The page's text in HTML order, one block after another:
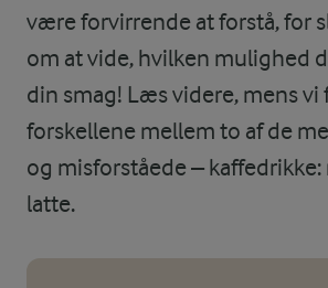
være forvirrende at forstå, for
om at vide, hvilken mulighed
din smag! Læs videre, mens vi
forskellene mellem to af de
og misforståede –
latte.